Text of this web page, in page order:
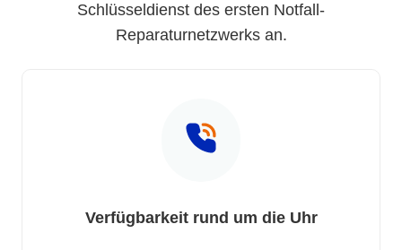
Schlüsseldienst des ersten Notfall-
Reparaturnetzwerks an.
Verfügbarkeit rund um die Uhr